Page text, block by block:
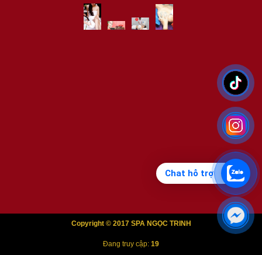
Copyright © 2017 SPA NGỌC TRINH
Đang truy cập: 19
Chat hỗ trợ